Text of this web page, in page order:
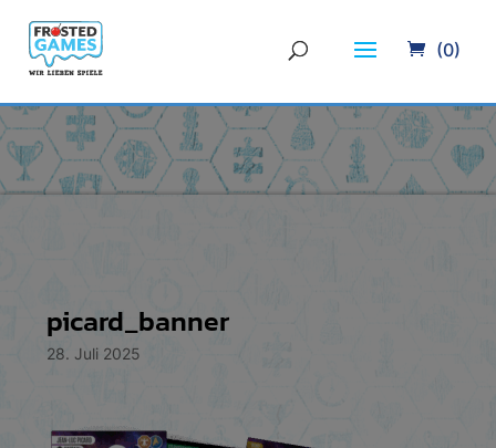
(0)
picard_banner
28. Juli 2025